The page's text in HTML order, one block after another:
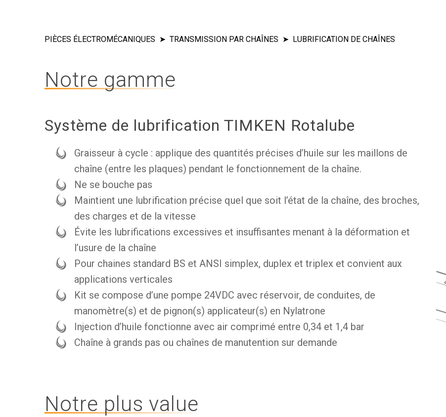
PIÈCES ÉLECTROMÉCANIQUES TRANSMISSION PAR CHAÎNES LUBRIFICATION DE CHAÎNES
Notre gamme
Système de lubrification TIMKEN Rotalube
Graisseur à cycle : applique des quantités précises d’huile sur les maillons de
chaîne (entre les plaques) pendant le fonctionnement de la chaîne.
Ne se bouche pas
Maintient une lubrification précise quel que soit l’état de la chaîne, des broches,
des charges et de la vitesse
Évite les lubrifications excessives et insuffisantes menant à la déformation et
l’usure de la chaîne
Pour chaines standard BS et ANSI simplex, duplex et triplex et convient aux
applications verticales
Kit se compose d’une pompe 24VDC avec réservoir, de conduites, de
manomètre(s) et de pignon(s) applicateur(s) en Nylatrone
Injection d’huile fonctionne avec air comprimé entre 0,34 et 1,4 bar
Chaîne à grands pas ou chaînes de manutention sur demande
Notre plus value